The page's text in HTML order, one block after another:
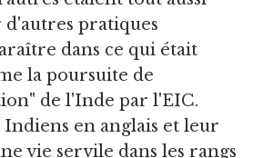
pratiques
dans ce qui était
la poursuite de
de l'Inde par l'EIC.
Indiens en anglais et leur
vie servile dans les rangs